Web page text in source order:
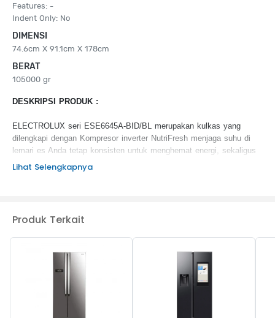
Features: -
Indent Only: No
DIMENSI
74.6cm X 91.1cm X 178cm
BERAT
105000 gr
DESKRIPSI PRODUK :
ELECTROLUX seri ESE6645A-BID/BL merupakan kulkas yang
dilengkapi dengan Kompresor inverter NutriFresh menjaga suhu di
lemari es Anda tetap konsisten untuk menghemat energi, sekaligus
menjaga makanan dan minuman tetap segar. Kulkas ini dilengkapi
denga TasteLock crisper menjaga buah dan sayuran Anda tetap
KEUNGGULAN PRODUK :
TasteLock
TasteGuard
EvenTemp
QuickChill
Lihat Selengkapnya
Produk Terkait